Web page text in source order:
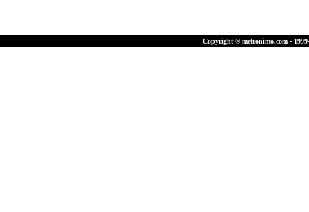
Copyright © metronimo.com -